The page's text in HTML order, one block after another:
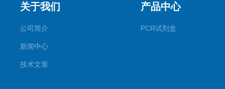
关于我们
公司简介
新闻中心
技术文章
产品中心
PCR试剂盒